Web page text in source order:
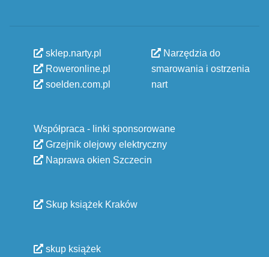
sklep.narty.pl
Roweronline.pl
soelden.com.pl
Narzędzia do
smarowania i ostrzenia
nart
Współpraca - linki sponsorowane
Grzejnik olejowy elektryczny
Naprawa okien Szczecin
Skup książek Kraków
skup książek